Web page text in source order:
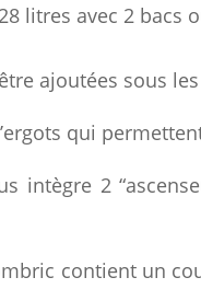
litres avec 2 bacs
ajoutées sous
qui
intègre 2
contient un